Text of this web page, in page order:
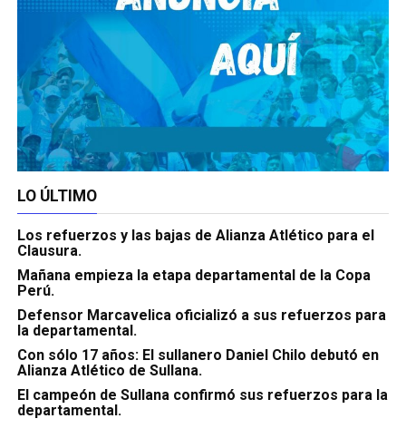
LO ÚLTIMO
Los refuerzos y las bajas de Alianza Atlético para el
Clausura.
Mañana empieza la etapa departamental de la Copa
Perú.
Defensor Marcavelica oficializó a sus refuerzos para
la departamental.
Con sólo 17 años: El sullanero Daniel Chilo debutó en
Alianza Atlético de Sullana.
El campeón de Sullana confirmó sus refuerzos para la
departamental.